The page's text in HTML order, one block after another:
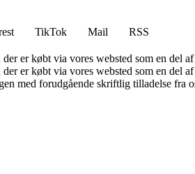
TikTok Mail
RSS
er købt via vores websted som en del
er købt via vores websted som en del
med forudgående skriftlig tilladelse fra